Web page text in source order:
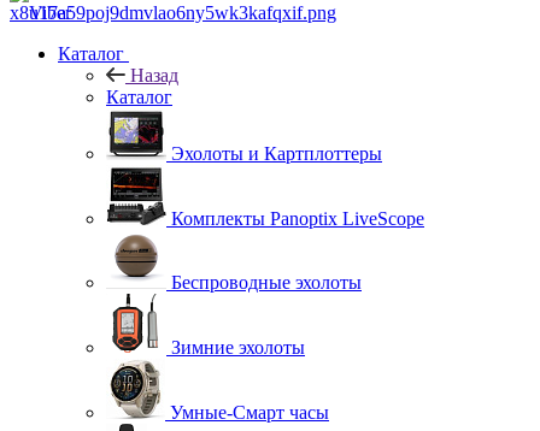
Viber
Каталог
Назад
Каталог
Эхолоты и Картплоттеры
Комплекты Panoptix LiveScope
Беспроводные эхолоты
Зимние эхолоты
Умные-Смарт часы